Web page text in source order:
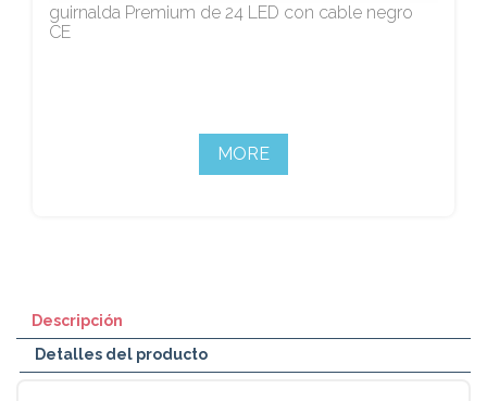
guirnalda Premium de 24 LED con cable negro
CE
MORE
Descripción
Detalles del producto